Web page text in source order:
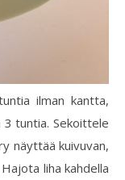
ilman kantta,
3 tuntia. Sekoittele
näyttää kuivuvan,
liha kahdella